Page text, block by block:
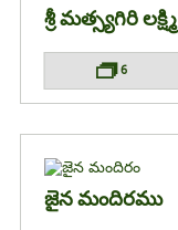
శ్రీ మత్స్యగిరి
6
జైన మందిరము